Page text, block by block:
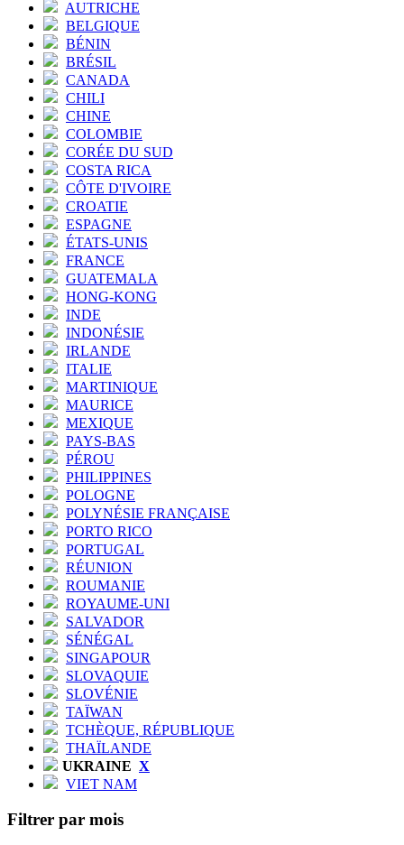
AUTRICHE
BELGIQUE
BÉNIN
BRÉSIL
CANADA
CHILI
CHINE
COLOMBIE
CORÉE DU SUD
COSTA RICA
CÔTE D'IVOIRE
CROATIE
ESPAGNE
ÉTATS-UNIS
FRANCE
GUATEMALA
HONG-KONG
INDE
INDONÉSIE
IRLANDE
ITALIE
MARTINIQUE
MAURICE
MEXIQUE
PAYS-BAS
PÉROU
PHILIPPINES
POLOGNE
POLYNÉSIE FRANÇAISE
PORTO RICO
PORTUGAL
RÉUNION
ROUMANIE
ROYAUME-UNI
SALVADOR
SÉNÉGAL
SINGAPOUR
SLOVAQUIE
SLOVÉNIE
TAÏWAN
TCHÈQUE, RÉPUBLIQUE
THAÏLANDE
UKRAINE X
VIET NAM
Filtrer par mois